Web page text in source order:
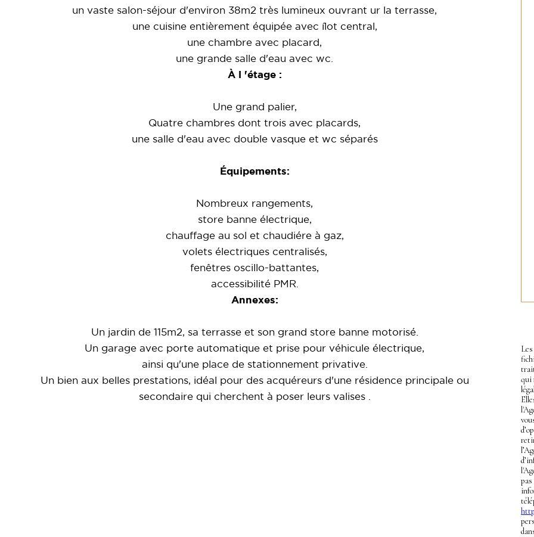
un vaste salon-séjour d'environ 38m2 très lumineux ouvrant ur la terrasse,
une cuisine entièrement équipée avec îlot central,
une chambre avec placard,
une grande salle d'eau avec wc.
À l 'étage :
Une grand palier,
Quatre chambres dont trois avec placards,
une salle d'eau avec double vasque et wc séparés
Équipements:
Nombreux rangements,
store banne électrique,
chauffage au sol et chaudiére à gaz,
volets électriques centralisés,
fenêtres oscillo-battantes,
accessibilité PMR.
Annexes:
Un jardin de 115m2, sa terrasse et son grand store banne motorisé.
Un garage avec porte automatique et prise pour véhicule électrique,
ainsi qu'une place de stationnement privative.
Un bien aux belles prestations, idéal pour des acquéreurs d'une résidence principale ou
secondaire qui cherchent à poser leurs valises .
qui